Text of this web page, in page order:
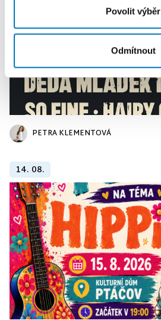
Povolit výběr
Odmítnout
PETRA KLEMENTOVÁ
14. 08.